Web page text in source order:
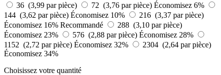
36 (3,99 par pièce)
72 (3,76 par pièce) Économisez 6%
144 (3,62 par pièce) Économisez 10%
216 (3,37 par pièce)
Économisez 16% Recommandé
288 (3,10 par pièce)
Économisez 23%
576 (2,88 par pièce) Économisez 28%
1152 (2,72 par pièce) Économisez 32%
2304 (2,64 par pièce)
Économisez 34%
Choisissez votre quantité